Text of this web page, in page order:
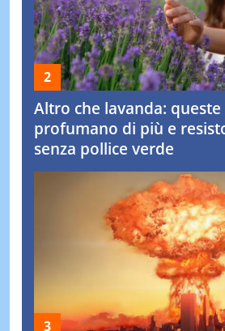
Altro che lavanda:
profumano di più e
senza pollice verde